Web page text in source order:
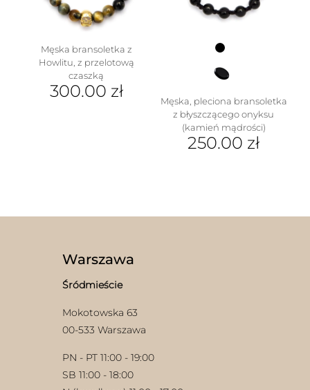
Męska bransoletka z
Howlitu, z przelotową
czaszką
300.00 zł
Męska, pleciona bransoletka
z błyszczącego onyksu
(kamień mądrości)
250.00 zł
Warszawa
Śródmieście
Mokotowska 63
00-533 Warszawa
PN - PT 11:00 - 19:00
SB 11:00 - 18:00